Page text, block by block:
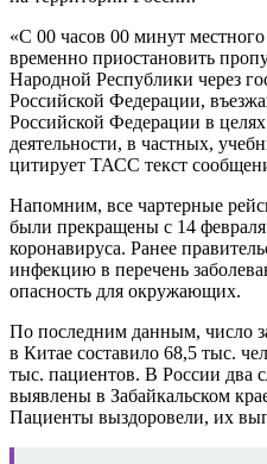
«С 00 часов 00 минут
временно приостановить
Народной Республики через
Российской Федерации,
Российской Федерации в
деятельности, в частных,
цитирует ТАСС текст
Напомним, все чартерные
были прекращены с 14
коронавируса. Ранее
инфекцию в перечень
опасность для окружающих.
По последним данным, число
в Китае составило 68,5 тыс.
тыс. пациентов. В России два
выявлены в Забайкальском
Пациенты выздоровели, их